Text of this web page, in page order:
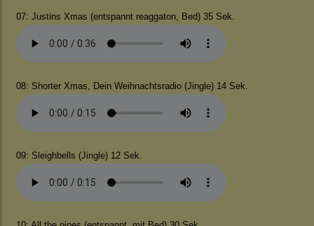
07: Justins Xmas (entspannt reaggaton, Bed) 35 Sek.
08: Shorter Xmas, Dein Weihnachtsradio (Jingle) 14 Sek.
09: Sleighbells (Jingle) 12 Sek.